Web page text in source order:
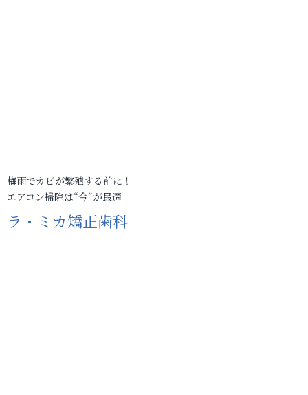
梅雨でカビが繁殖する前に！
エアコン掃除は“今”が最適
ラ・ミカ矯正歯科